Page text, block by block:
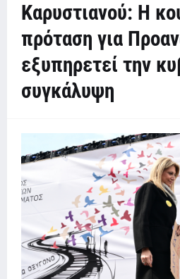
Καρυστιανού: Η
πρόταση για
εξυπηρετεί την
συγκάλυψη